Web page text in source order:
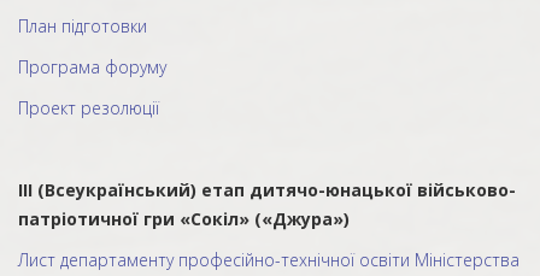
План підготовки
Програма форуму
Проект резолюції
ІІІ (Всеукраїнський) етап дитячо-юнацької військово-
патріотичної гри «Сокіл» («Джура»)
Лист департаменту професійно-технічної освіти Міністерства